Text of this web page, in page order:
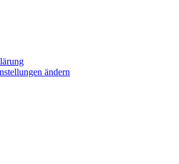
ändern